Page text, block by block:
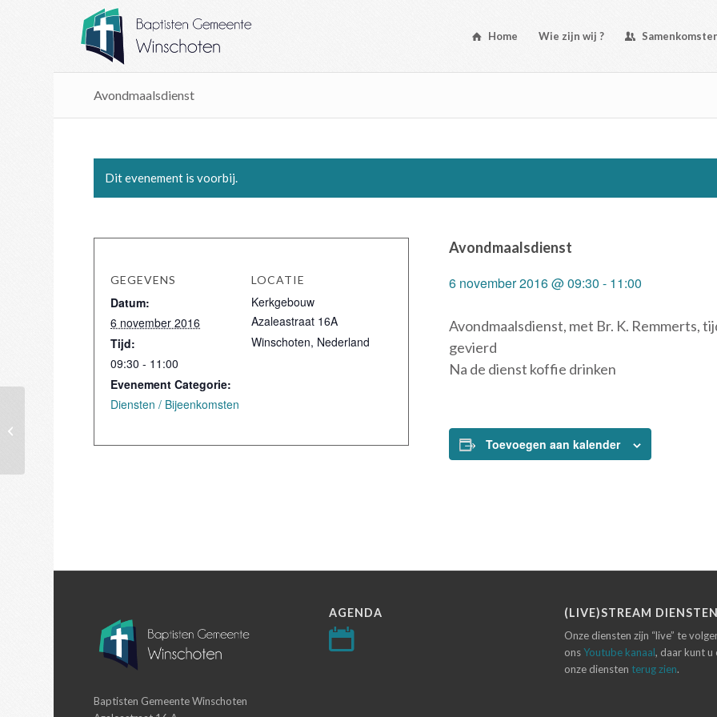
Home Wie zijn wij ?
Avondmaalsdienst
Dit evenement is voorbij.
Avondmaalsdienst
6 november 2016 @ 09:30 - 11:00
Avondmaalsdienst, met Br. K. Remmerts,
gevierd
Na de dienst koffie drinken
Toevoegen aan kalender
GEGEVENS
Datum:
6 november 2016
Tijd:
09:30 - 11:00
Evenement Categorie:
Diensten / Bijeenkomsten
LOCATIE
Kerkgebouw
Azaleastraat 16A
Winschoten, Nederland
Baptisten Gemeente Winschoten
AGENDA (LIVE)STREAM DIENSTEN
Onze diensten zijn “live” te
onsYoutube kanaal, daar kunt u
onze diensten terug zien.